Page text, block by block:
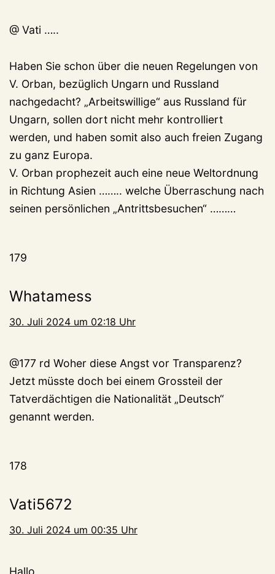
@ Vati …..
Haben Sie schon über die neuen Regelungen von
V. Orban, bezüglich Ungarn und Russland
nachgedacht? „Arbeitswillige“ aus Russland für
Ungarn, sollen dort nicht mehr kontrolliert
werden, und haben somit also auch freien Zugang
zu ganz Europa.
V. Orban prophezeit auch eine neue Weltordnung
in Richtung Asien …….. welche Überraschung nach
seinen persönlichen „Antrittsbesuchen“ ………
179
Whatamess
30. Juli 2024 um 02:18 Uhr
@177 rd Woher diese Angst vor Transparenz?
Jetzt müsste doch bei einem Grossteil der
Tatverdächtigen die Nationalität „Deutsch“
genannt werden.
178
Vati5672
30. Juli 2024 um 00:35 Uhr
Hallo,